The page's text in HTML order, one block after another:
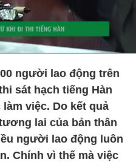
người lao động trên
sát hạch tiếng Hàn
việc. Do kết quả
lai của bản thân
người lao động luôn
Chính vì thế mà việc